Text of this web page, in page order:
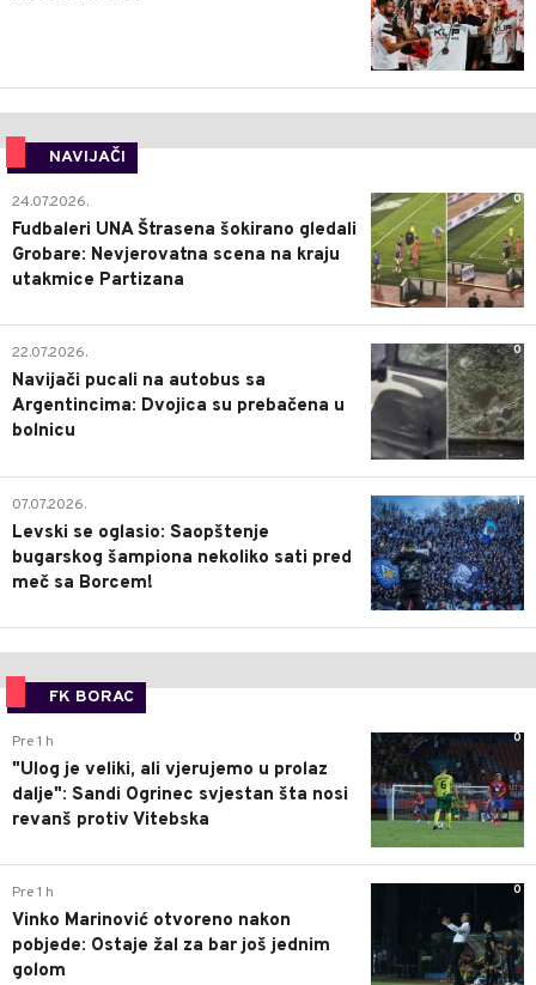
NAVIJAČI
0
24.07.2026.
Fudbaleri UNA Štrasena šokirano gledali
Grobare: Nevjerovatna scena na kraju
utakmice Partizana
0
22.07.2026.
Navijači pucali na autobus sa
Argentincima: Dvojica su prebačena u
bolnicu
1
07.07.2026.
Levski se oglasio: Saopštenje
bugarskog šampiona nekoliko sati pred
meč sa Borcem!
FK BORAC
0
Pre 1 h
"Ulog je veliki, ali vjerujemo u prolaz
dalje": Sandi Ogrinec svjestan šta nosi
revanš protiv Vitebska
0
Pre 1 h
Vinko Marinović otvoreno nakon
pobjede: Ostaje žal za bar još jednim
golom